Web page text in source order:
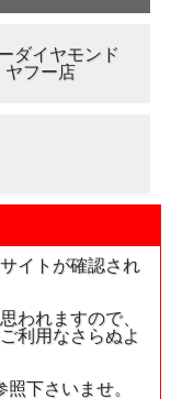
ダイヤモンド
ヤフー店
イトが確認され
われますので、
利用なさらぬよ
照下さいませ。